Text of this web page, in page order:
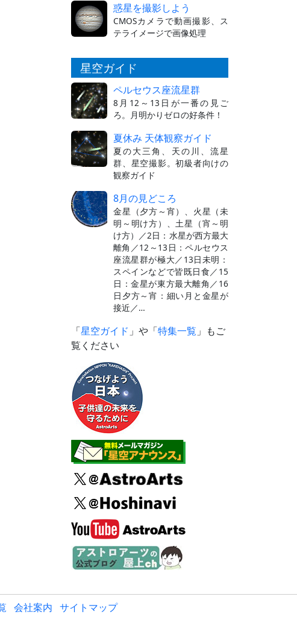
惑星を撮影しよう
CMOSカメラで動画撮影、ス
テライメージで画像処理
星空ガイド
ペルセウス座流星群
8月12～13日が一番の見ご
ろ。月明かりゼロの好条件！
夏休み 天体観察ガイド
夏の大三角、天の川、流星
群、星空撮影。初級者向けの
観察ガイド
8月の見どころ
金星（夕方～宵）、火星（未
明～明け方）、土星（宵～明
け方）／2日：水星が西方最大
離角／12～13日：ペルセウス
座流星群が極大／13日未明：
スペインなどで皆既日食／15
日：金星が東方最大離角／16
日夕方～宵：細い月と金星が
接近／…
「星空ガイド 」や「特集一覧 」もご
覧ください
会社案内 サイトマップ